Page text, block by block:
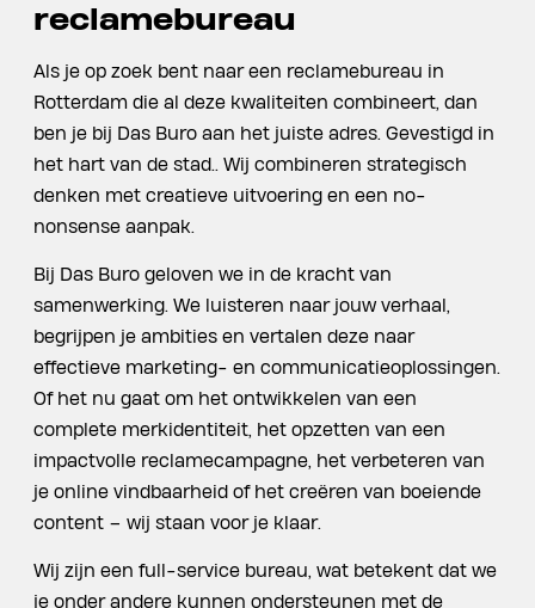
reclamebureau
Als je op zoek bent naar een reclamebureau in
Rotterdam die al deze kwaliteiten combineert, dan
ben je bij Das Buro aan het juiste adres. Gevestigd in
het hart van de stad.. Wij combineren strategisch
denken met creatieve uitvoering en een no-
nonsense aanpak.
Bij Das Buro geloven we in de kracht van
samenwerking. We luisteren naar jouw verhaal,
begrijpen je ambities en vertalen deze naar
effectieve marketing- en communicatieoplossingen.
Of het nu gaat om het ontwikkelen van een
complete merkidentiteit, het opzetten van een
impactvolle reclamecampagne, het verbeteren van
je online vindbaarheid of het creëren van boeiende
content – wij staan voor je klaar.
Wij zijn een full-service bureau, wat betekent dat we
je onder andere kunnen ondersteunen met de